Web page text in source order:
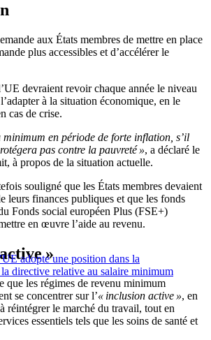
aux États membres de mettre en place
plus accessibles et d’accélérer le
devraient revoir chaque année le niveau
à la situation économique, en le
cas de crise.
minimum en période de forte inflation, s’il
pas contre la pauvreté », a déclaré le
à propos de la situation actuelle.
souligné que les États membres devaient
leurs finances publiques et que les fonds
Fonds social européen Plus (FSE+)
en œuvre l’aide au revenu.
adopte une position dans la
directive relative au salaire minimum
»
que les régimes de revenu minimum
se concentrer sur l’« inclusion active », en
réintégrer le marché du travail, tout en
essentiels tels que les soins de santé et